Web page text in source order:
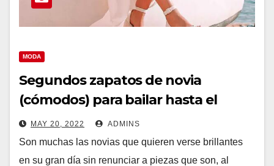
MODA
Segundos zapatos de novia
(cómodos) para bailar hasta el
amanecer
MAY 20, 2022 ADMINS
Son muchas las novias que quieren verse brillantes
en su gran día sin renunciar a piezas que son, al